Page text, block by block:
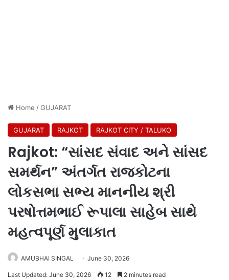
Home /GUJARAT
GUJARAT RAJKOT RAJKOT CITY / TALUKO
Rajkot: “સાંસદ સંવાદ અને સાંસદ
સમર્થન” અંતર્ગત રાજકોટના
લોકસભા સભ્ય માનનીય શ્રી
પરષોત્તમભાઈ રૂપાલા સાહેબ સાથે
મહત્વપૂર્ણ મુલાકાત
AMUBHAI SINGAL June 30, 2026
Last Updated: June 30, 2026 12 2 minutes read